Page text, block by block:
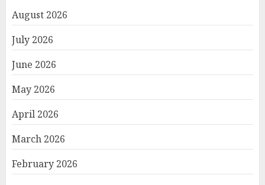
August 2026
July 2026
June 2026
May 2026
April 2026
March 2026
February 2026